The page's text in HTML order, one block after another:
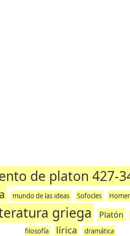
de platon 427-
mundo de las ideas Sofocles
griega Platón
filosofía
lírica dramática